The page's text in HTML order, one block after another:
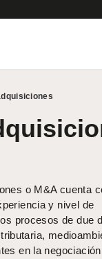
o M&A cuenta
y nivel de
procesos dedue
en la